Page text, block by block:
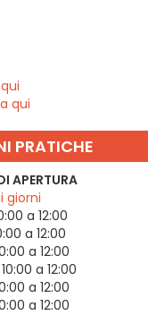
qui
PRATICHE
APERTURA
giorni
a 12:00
a 12:00
a 12:00
a 12:00
a 12:00
a 12:00